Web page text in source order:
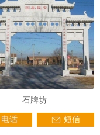
石牌坊
电话 短信